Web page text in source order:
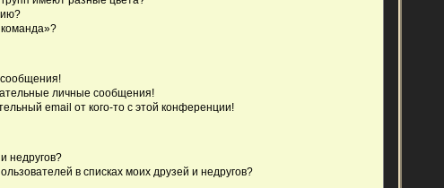
личные сообщения!
email от кого-то с этой конференции!
недругов?
в списках моих друзей и недругов?